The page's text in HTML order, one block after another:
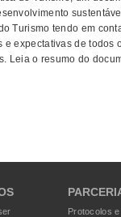
Turismo tendo em
e expectativas de todos
Leia o resumo do
Protocolos